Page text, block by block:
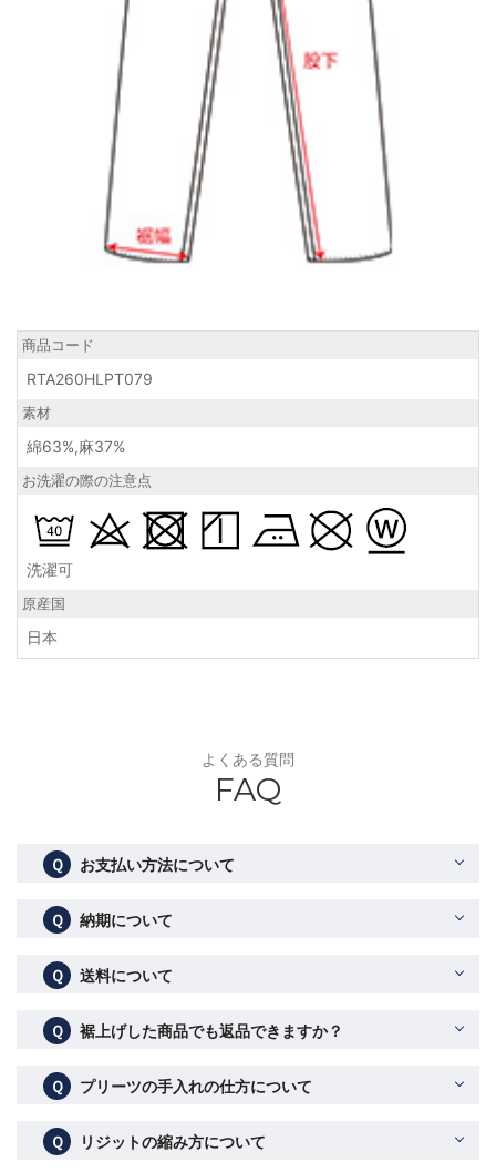
商品コード
RTA260HLPT079
素材
綿63%,麻37%
お洗濯の際の注意点
洗濯可
原産国
日本
よくある質問
FAQ
Ｑ お支払い方法について
Ｑ 納期について
Ｑ 送料について
Ｑ 裾上げした商品でも返品できますか？
Ｑ プリーツの手入れの仕方について
Ｑ リジットの縮み方について